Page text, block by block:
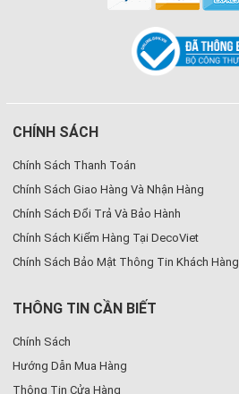
CHÍNH SÁCH
Chính Sách Thanh Toán
Chính Sách Giao Hàng Và Nhận Hàng
Chính Sách Đổi Trả Và Bảo Hành
Chính Sách Kiểm Hàng Tại DecoViet
Chính Sách Bảo Mật Thông Tin Khách Hàng
THÔNG TIN CẦN BIẾT
Chính Sách
Hướng Dẫn Mua Hàng
Thông Tin Cửa Hàng